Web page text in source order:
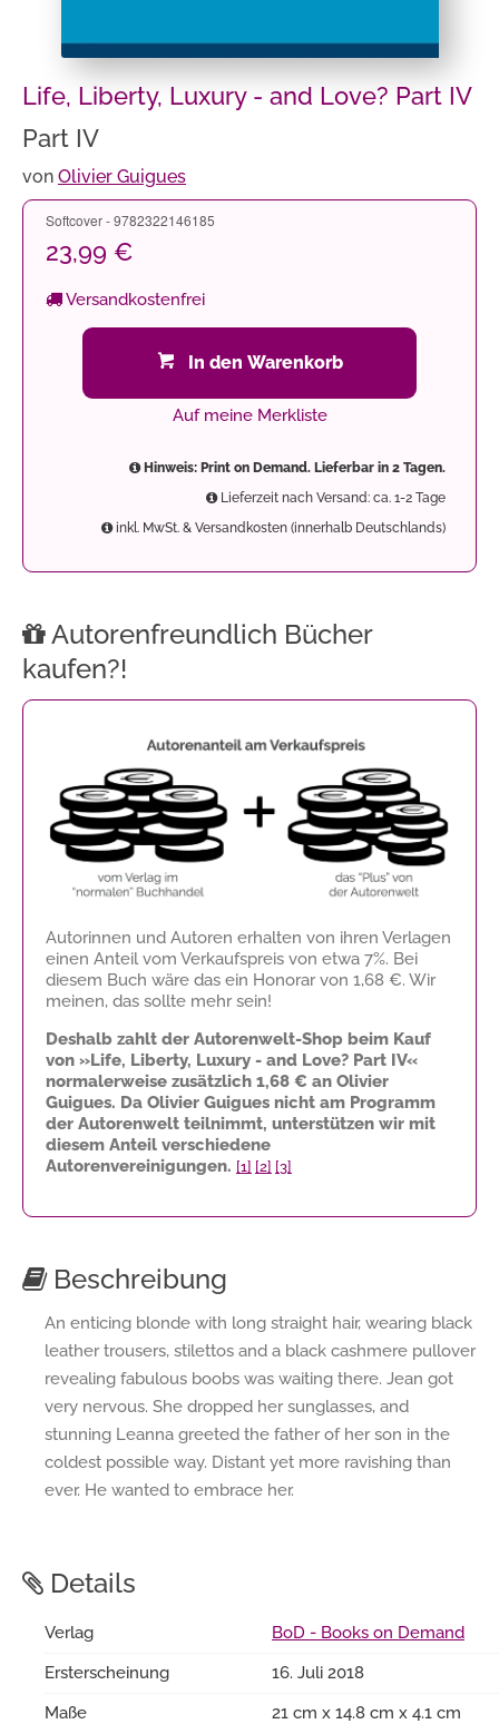
Life, Liberty, Luxury - and Love? Part IV
Part IV
von Olivier Guigues
Softcover - 9782322146185
23,99 €
Versandkostenfrei
In den Warenkorb
Auf meine Merkliste
Hinweis: Print on Demand. Lieferbar in 2 Tagen.
Lieferzeit nach Versand: ca. 1-2 Tage
inkl. MwSt. & Versandkosten (innerhalb Deutschlands)
Autorenfreundlich Bücher
kaufen?!
Autorinnen und Autoren erhalten von ihren Verlagen
einen Anteil vom Verkaufspreis von etwa 7%. Bei
diesem Buch wäre das ein Honorar von 1,68 €. Wir
meinen, das sollte mehr sein!
Deshalb zahlt der Autorenwelt-Shop beim Kauf
von »Life, Liberty, Luxury - and Love? Part IV«
normalerweise zusätzlich 1,68 € an Olivier
Guigues. Da Olivier Guigues nicht am Programm
der Autorenwelt teilnimmt, unterstützen wir mit
diesem Anteil verschiedene
Autorenvereinigungen. [1] [2] [3]
Beschreibung
An enticing blonde with long straight hair, wearing black
leather trousers, stilettos and a black cashmere pullover
revealing fabulous boobs was waiting there. Jean got
very nervous. She dropped her sunglasses, and
stunning Leanna greeted the father of her son in the
coldest possible way. Distant yet more ravishing than
ever. He wanted to embrace her.
Details
Verlag
BoD - Books on Demand
Ersterscheinung
16. Juli 2018
Maße
21 cm x 14.8 cm x 4.1 cm